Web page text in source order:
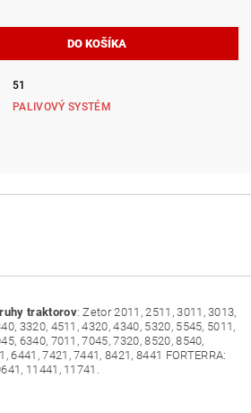
51
PALIVOVÝ SYSTÉM
traktorov: Zetor 2011, 2511, 3011, 3013,
3320, 4511, 4320, 4340, 5320, 5545, 5011,
6340, 7011, 7045, 7320, 8520, 8540,
6441, 7421, 7441, 8421, 8441 FORTERRA:
11441, 11741.